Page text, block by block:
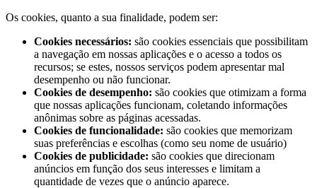
Os cookies, quanto a sua finalidade, podem ser:
Cookies necessários: são cookies essenciais que possibilitam
a navegação em nossas aplicações e o acesso a todos os
recursos; se estes, nossos serviços podem apresentar mal
desempenho ou não funcionar.
Cookies de desempenho: são cookies que otimizam a forma
que nossas aplicações funcionam, coletando informações
anônimas sobre as páginas acessadas.
Cookies de funcionalidade: são cookies que memorizam
suas preferências e escolhas (como seu nome de usuário)
Cookies de publicidade: são cookies que direcionam
anúncios em função dos seus interesses e limitam a
quantidade de vezes que o anúncio aparece.